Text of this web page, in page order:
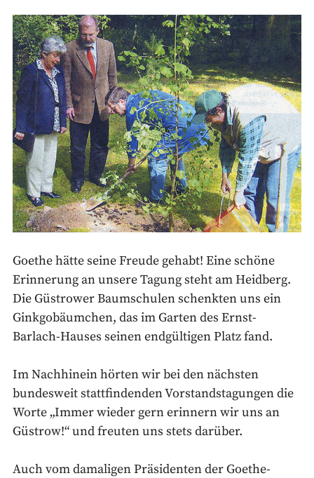
Goethe hätte seine Freude gehabt! Eine schöne
Erinnerung an unsere Tagung steht am Heidberg.
Die Güstrower Baumschulen schenkten uns ein
Ginkgobäumchen, das im Garten des Ernst-
Barlach-Hauses seinen endgültigen Platz fand.
Im Nachhinein hörten wir bei den nächsten
bundesweit stattfindenden Vorstandstagungen die
Worte „Immer wieder gern erinnern wir uns an
Güstrow!“ und freuten uns stets darüber.
Auch vom damaligen Präsidenten der Goethe-